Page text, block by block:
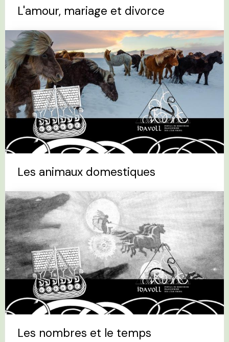
L'amour, mariage et divorce
Les animaux domestiques
Les nombres et le temps